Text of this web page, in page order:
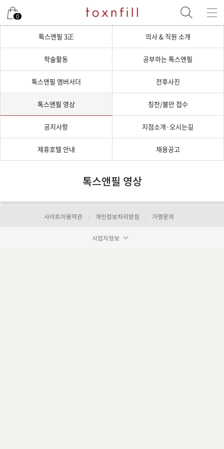
0
톡스앤필 3正 의사 & 직원 소개
학술활동 공부하는 톡스앤필
톡스앤필 앰버서더 전후사진
톡스앤필 영상 칭찬/불만 접수
공지사항 지점소개·오시는길
제휴호텔 안내 채용공고
톡스앤필 영상
사이트이용약관 개인정보처리방침 가맹문의
사업자정보